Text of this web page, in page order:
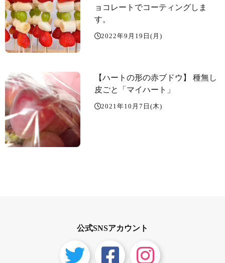
ョコレートでコーティングしま
す。
2022年9月19日(月)
【ハートの形の赤ブドウ】 種無し
皮ごと「マイハート️」
2021年10月7日(木)
公式SNSアカウント